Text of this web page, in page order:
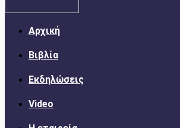
Αρχική
Βιβλία
Εκδηλώσεις
Video